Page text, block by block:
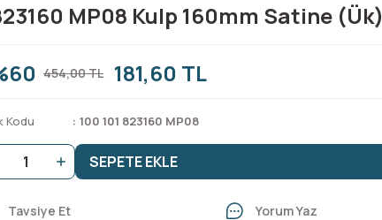
MP08 Kulp 160mm Satine (Ük)
454,00 TL 181,60 TL
Kodu 100 101 823160 MP08
SEPETE EKLE
Tavsiye Et
Yorum Yaz